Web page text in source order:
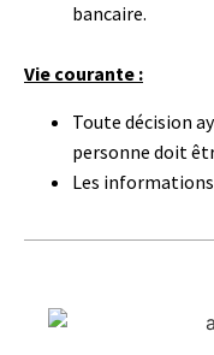
bancaire.
Vie courante :
Toute décision
personne doit
Les